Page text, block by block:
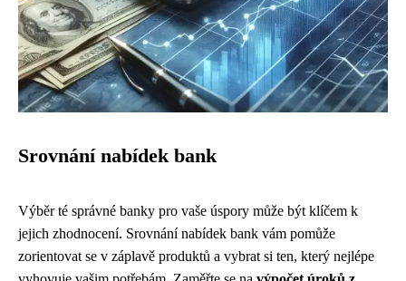
Srovnání nabídek bank
Výběr té správné banky pro vaše úspory může být klíčem k
jejich zhodnocení. Srovnání nabídek bank vám pomůže
zorientovat se v záplavě produktů a vybrat si ten, který nejlépe